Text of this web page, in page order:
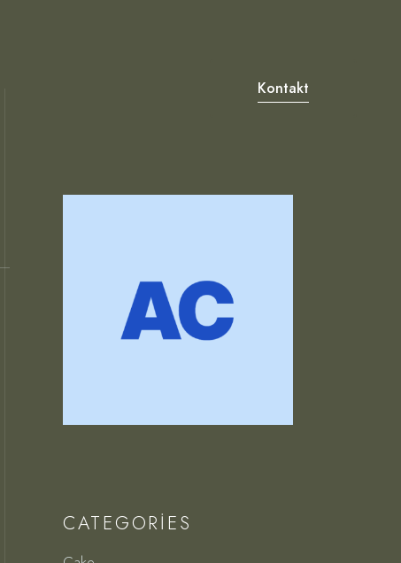
Kontakt
CATEGORIES